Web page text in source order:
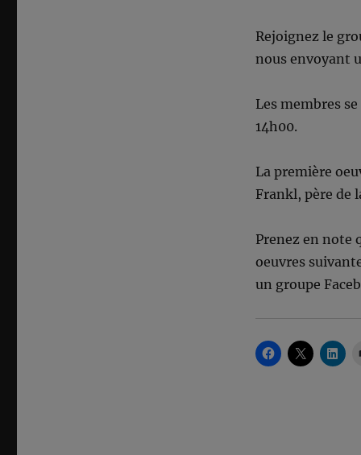
Rejoignez le
nous envoyant
Les membres
14h00.
La première
Frankl, père de
Prenez en note
oeuvres
un groupe